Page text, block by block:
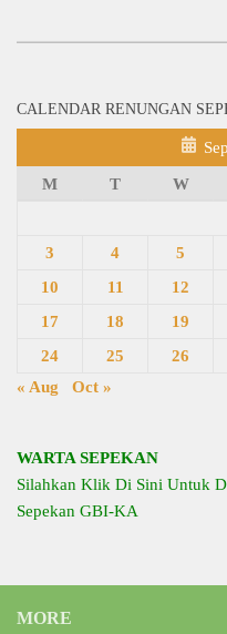
CALENDAR RENUNGAN
M T W
3
4 5
10
11 12
17
18 19
24
25 26
« Aug
Oct »
WARTA SEPEKAN
Silahkan Klik Di Sini Untuk
Sepekan GBI-KA
MORE